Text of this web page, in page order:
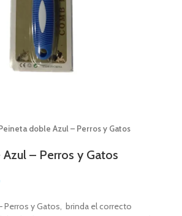
doble Azul – Perros y Gatos
– Perros y Gatos
Perros y Gatos, brinda el correcto